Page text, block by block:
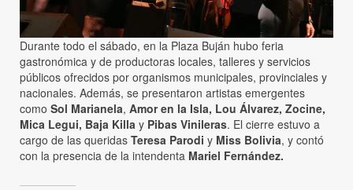
Durante todo el sábado, en la Plaza Buján hubo feria
gastronómica y de productoras locales, talleres y servicios
públicos ofrecidos por organismos municipales, provinciales y
nacionales. Además, se presentaron artistas emergentes
como Sol Marianela, Amor en la Isla, Lou Álvarez, Zocine,
Mica Legui, Baja Killa y Pibas Vinileras. El cierre estuvo a
cargo de las queridas Teresa Parodi y Miss Bolivia, y contó
con la presencia de la intendenta Mariel Fernández.